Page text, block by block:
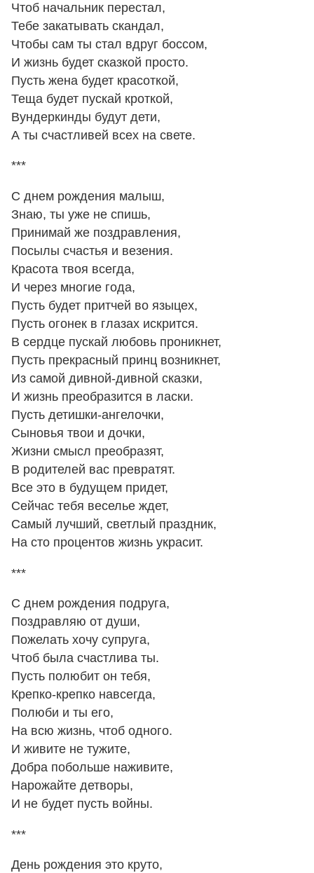
Чтоб начальник перестал,
Тебе закатывать скандал,
Чтобы сам ты стал вдруг боссом,
И жизнь будет сказкой просто.
Пусть жена будет красоткой,
Теща будет пускай кроткой,
Вундеркинды будут дети,
А ты счастливей всех на свете.
***
С днем рождения малыш,
Знаю, ты уже не спишь,
Принимай же поздравления,
Посылы счастья и везения.
Красота твоя всегда,
И через многие года,
Пусть будет притчей во языцех,
Пусть огонек в глазах искрится.
В сердце пускай любовь проникнет,
Пусть прекрасный принц возникнет,
Из самой дивной-дивной сказки,
И жизнь преобразится в ласки.
Пусть детишки-ангелочки,
Сыновья твои и дочки,
Жизни смысл преобразят,
В родителей вас превратят.
Все это в будущем придет,
Сейчас тебя веселье ждет,
Самый лучший, светлый праздник,
На сто процентов жизнь украсит.
***
С днем рождения подруга,
Поздравляю от души,
Пожелать хочу супруга,
Чтоб была счастлива ты.
Пусть полюбит он тебя,
Крепко-крепко навсегда,
Полюби и ты его,
На всю жизнь, чтоб одного.
И живите не тужите,
Добра побольше наживите,
Нарожайте детворы,
И не будет пусть войны.
***
День рождения это круто,